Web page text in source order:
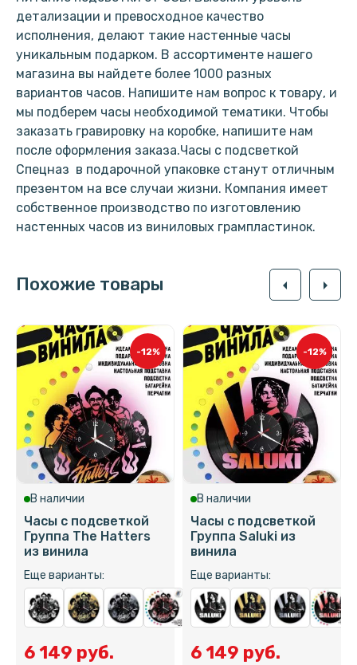
детализации и превосходное качество
исполнения, делают такие настенные часы
уникальным подарком. В ассортименте нашего
магазина вы найдете более 1000 разных
вариантов часов. Напишите нам вопрос к товару, и
мы подберем часы необходимой тематики. Чтобы
заказать гравировку на коробке, напишите нам
после оформления заказа.Часы с подсветкой
Спецназ в подарочной упаковке станут отличным
презентом на все случаи жизни. Компания имеет
собственное производство по изготовлению
настенных часов из виниловых грампластинок.
Похожие товары arrow_left arrow_right
-12%
В наличии
Часы с подсветкой
Группа The Hatters
из винила
Еще варианты:
6 149 руб.
-12%
В наличии
Часы с подсветкой
Группа Saluki из
винила
Еще варианты:
6 149 руб.